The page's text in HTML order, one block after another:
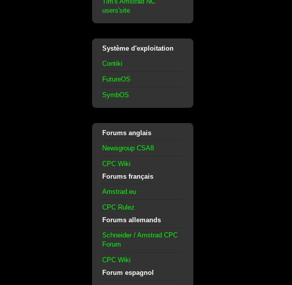
users'site
Système d'exploitation
Contiki
FutureOS
SymbOS
Forums anglais
Newsgroup CSA8
CPC Wiki
Forums français
Amstrad.eu
CPC Rulez
Forums allemands
Schneider / Amstrad CPC
Forum
CPC Wiki
Forum espagnol